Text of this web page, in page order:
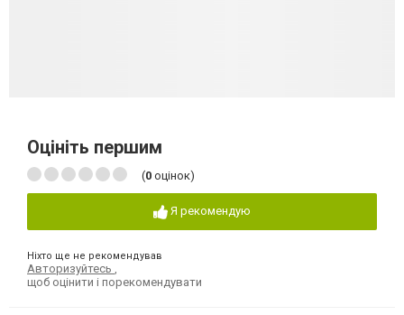
Оцініть першим
(0 оцінок)
Я рекомендую
Ніхто ще не рекомендував
Авторизуйтесь
щоб оцінити і порекомендувати